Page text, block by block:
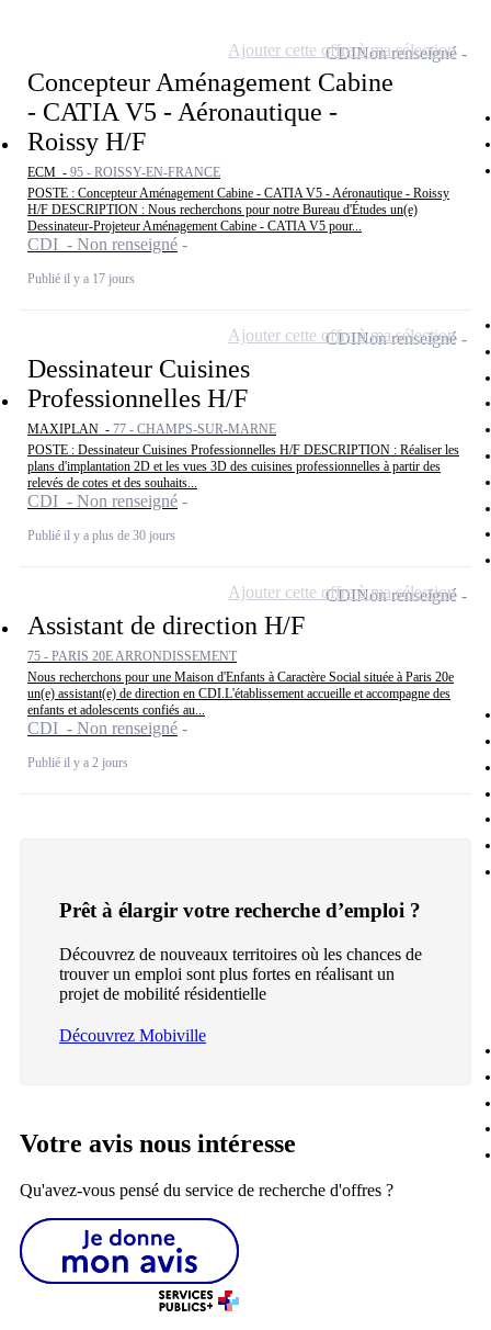
Concepteur Aménagement Cabine
- CATIA V5 - Aéronautique -
Roissy H/F
ECM - 95 - ROISSY-EN-FRANCE
POSTE : Concepteur Aménagement Cabine - CATIA V5 - Aéronautique - Roissy
H/F DESCRIPTION : Nous recherchons pour notre Bureau d'Études un(e)
Dessinateur-Projeteur Aménagement Cabine - CATIA V5 pour...
CDI - Non renseigné
Publié il y a 17 jours
CDINon renseigné
Ajouter cette offre à ma sélection
Dessinateur Cuisines
Professionnelles H/F
MAXIPLAN - 77 - CHAMPS-SUR-MARNE
POSTE : Dessinateur Cuisines Professionnelles H/F DESCRIPTION : Réaliser les
plans d'implantation 2D et les vues 3D des cuisines professionnelles à partir des
relevés de cotes et des souhaits...
CDI - Non renseigné
Publié il y a plus de 30 jours
CDINon renseigné
Ajouter cette offre à ma sélection
Assistant de direction H/F
75 - PARIS 20E ARRONDISSEMENT
Nous recherchons pour une Maison d'Enfants à Caractère Social située à Paris 20e
un(e) assistant(e) de direction en CDI.L'établissement accueille et accompagne des
enfants et adolescents confiés au...
CDI - Non renseigné
Publié il y a 2 jours
CDINon renseigné
Ajouter cette offre à ma sélection
Prêt à élargir votre recherche d’emploi ?
Découvrez de nouveaux territoires où les chances de
trouver un emploi sont plus fortes en réalisant un
projet de mobilité résidentielle
Découvrez Mobiville
Votre avis nous intéresse
Qu'avez-vous pensé du service de recherche d'offres ?